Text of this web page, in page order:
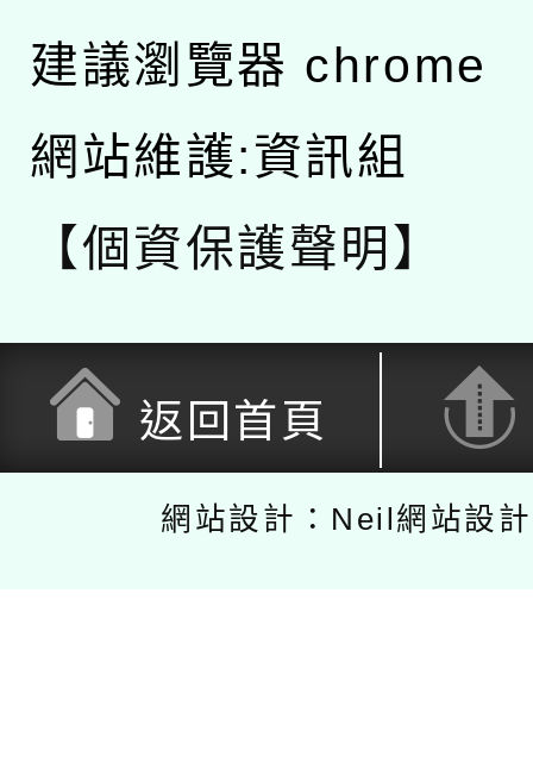
建議瀏覽器 chrome
網站維護:資訊組
【個資保護聲明】
返回首頁
網站設計：Neil網站設